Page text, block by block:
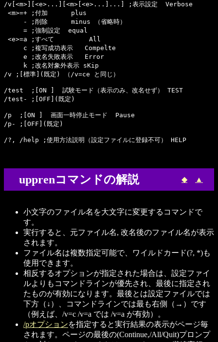
/v[<m>][<e>...][<m>[<e>...]...] ;表示設定  Verbose
<m>=+ ;付加      plus
     - ;削除      minus （省略時）
     = ;強制設定  equal
<e>=a ;すべて         All
     c ;複写成功表示   Compelte
     e ;改名失敗表示   Error
     k ;改名対象外表示 sKip
/v ;[標準](既定) （/v=ce と同じ）
/test  ;[ON ]  試験モード（表示のみ、改名せず） TEST
/test- ;[OFF](既定)
/p  ;[ON ]  画面一時停止モード  Pause
/p- ;[OFF](既定)
upprenコマンドの解説 ◆ ▲
小文字のファイル名を大文字に変更するコマンドで
す。
実行すると、元ファイル名, 改名後のファイル名が表示
されます。
ファイル名は複数指定可能で、ワイルドカード(?, *)も
使用できます。
相反するオプションが指定された場合は、設定ファイ
ルよりもコマンドラインが優先され、最後に指定され
たものが有効になります。最後とは設定ファイルでは
下方（↓）、コマンドラインでは最も右側（→）です
（例えば、/v=c /v=a では /v=a が有効）。
/pオプションを指定すると実行結果の表示がページ毎
されます。ページの最後の(Continue,/All/Quit)プロンプ